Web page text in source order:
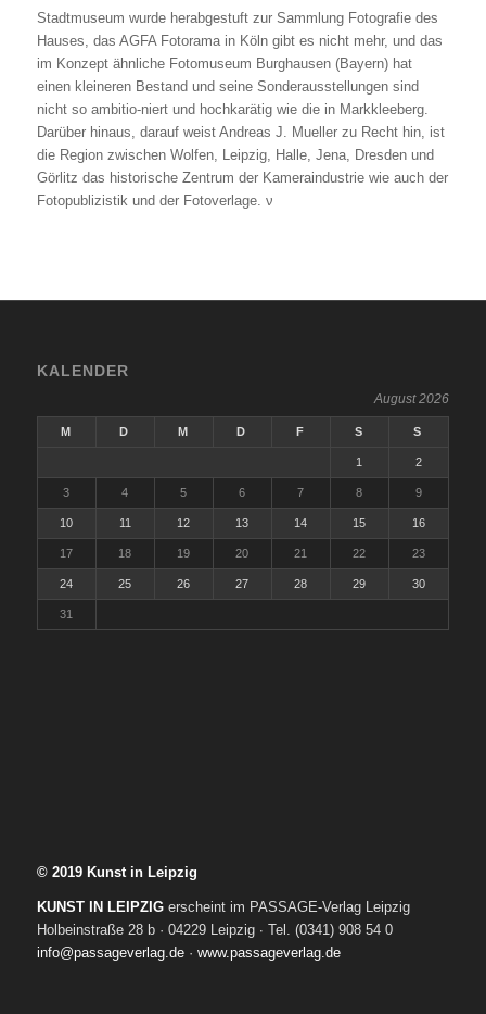
Stadtmuseum wurde herabgestuft zur Sammlung Fotografie des
Hauses, das AGFA Fotorama in Köln gibt es nicht mehr, und das
im Konzept ähnliche Fotomuseum Burghausen (Bayern) hat
einen kleineren Bestand und seine Sonderausstellungen sind
nicht so ambitio-niert und hochkarätig wie die in Markkleeberg.
Darüber hinaus, darauf weist Andreas J. Mueller zu Recht hin, ist
die Region zwischen Wolfen, Leipzig, Halle, Jena, Dresden und
Görlitz das historische Zentrum der Kameraindustrie wie auch der
Fotopublizistik und der Fotoverlage. ν
KALENDER
August 2026
M D M D F S S
1 2
3 4 5 6 7 8 9
10 11 12 13 14 15 16
17 18 19 20 21 22 23
24 25 26 27 28 29 30
31
© 2019 Kunst in Leipzig
KUNST IN LEIPZIGerscheint im PASSAGE-Verlag Leipzig
Holbeinstraße 28 b · 04229 Leipzig ∙ Tel. (0341) 908 54 0
info@passageverlag.de· www.passageverlag.de